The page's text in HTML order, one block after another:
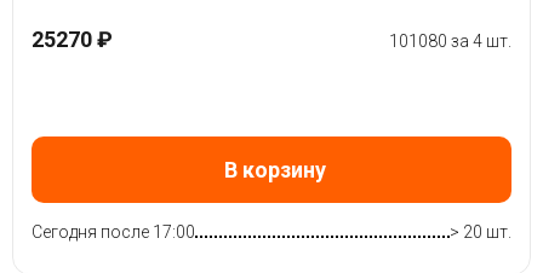
25270 ₽ 101080 за 4 шт.
В корзину
Сегодня после 17:00 > 20 шт.